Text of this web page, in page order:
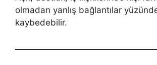
olmadan yanlış bağlantılar
kaybedebilir.